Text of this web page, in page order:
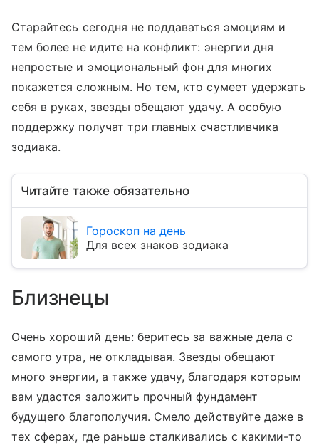
Старайтесь сегодня не поддаваться эмоциям и
тем более не идите на конфликт: энергии дня
непростые и эмоциональный фон для многих
покажется сложным. Но тем, кто сумеет удержать
себя в руках, звезды обещают удачу. А особую
поддержку получат три главных счастливчика
зодиака.
Читайте также обязательно
Гороскоп на день
Для всех знаков зодиака
Близнецы
Очень хороший день: беритесь за важные дела с
самого утра, не откладывая. Звезды обещают
много энергии, а также удачу, благодаря которым
вам удастся заложить прочный фундамент
будущего благополучия. Смело действуйте даже в
тех сферах, где раньше сталкивались с какими-то